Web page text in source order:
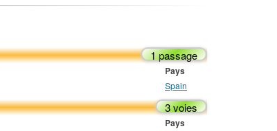
1 passage
Pays
Spain
3 voies
Pays